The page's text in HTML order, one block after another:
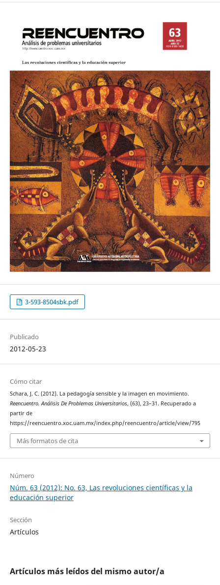
3-593-8504sbk.pdf
Publicado
2012-05-23
Cómo citar
Schara, J. C. (2012). La pedagogía sensible y la imagen en movimiento.
Reencuentro. Análisis De Problemas Universitarios, (63), 23–31. Recuperado a
partir de
https://reencuentro.xoc.uam.mx/index.php/reencuentro/article/view/795
Más formatos de cita
Número
Núm. 63 (2012): No. 63, Las revoluciones científicas y la
educación superior
Sección
Artículos
Artículos más leídos del mismo autor/a